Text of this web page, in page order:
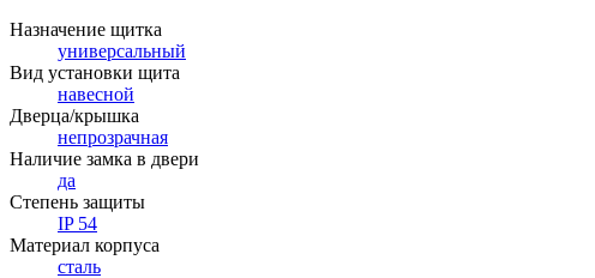
Назначение щитка
универсальный
Вид установки щита
навесной
Дверца/крышка
непрозрачная
Наличие замка в двери
да
Степень защиты
IP 54
Материал корпуса
сталь